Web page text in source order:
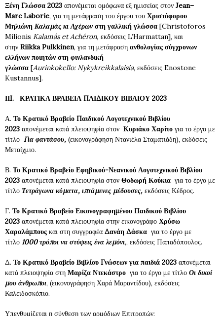
Ξένη Γλώσσα 2023 απονέμεται ομόφωνα εξ ημισείας στον Jean–
Marc Laborie, για τη μετάφραση του έργου του Χριστόφορου
Μηλιώνη Καλαμάς κι Αχέρωνστη γαλλική γλώσσα [Christoforos
Milionis Kalamás et Achéron, εκδόσεις L’Harmattan], και
στην Riikka Pulkkinen, για τη μετάφραση ανθολογίας σύγχρονων
ελλήνων ποιητών στη φινλανδική
γλώσσα [Aurinkokello:Nykykreikkalaisia, εκδόσεις Enostone
Kustannus].
ΙΙI. ΚΡΑΤΙΚΑ ΒΡΑΒΕΙΑ ΠΑΙΔΙΚΟΥ ΒΙΒΛΙΟΥ 2023​
Α. Το Κρατικό Βραβείο Παιδικού Λογοτεχνικού Βιβλίου
2023 απονέμεται κατά πλειοψηφία στον Κυριάκο Χαρίτο για το έργο με
τίτλο Για φαντάσου, (εικονογράφηση Ντανιέλα Σταματιάδη), εκδόσεις
Μεταίχμιο.
Β. Το Κρατικό Βραβείο Εφηβικού-Νεανικού Λογοτεχνικού Βιβλίου
2023 απονέμεται κατά πλειοψηφία στον Θοδωρή Κούκια για το έργο με
τίτλο Τετράγωνα κύματα, ιπτάμενες μέδουσες, εκδόσεις Κέδρος.
Γ. Το Κρατικό Βραβείο Εικονογραφημένου Παιδικού Βιβλίου
2023 απονέμεται κατά πλειοψηφία στην εικονογράφο Χρύσω
Χαραλάμπους και στη συγγραφέα Δανάη Δάσκα για το έργο με
τίτλο 1000 τρόποι να στύψεις ένα λεμόνι,, εκδόσεις Παπαδόπουλος.
Δ. Το Κρατικό Βραβείο Βιβλίου Γνώσεων για παιδιά 2023 απονέμεται
κατά πλειοψηφία στη Μαρίζα Ντεκάστρο για το έργο με τίτλο Οι δικοί
μου άνθρωποι, (εικονογράφηση Χαρά Μαραντίδου), εκδόσεις
Καλειδοσκόπιο.
Υπενθυμίζεται η σύνθεση των αρμόδιων Επιτροπών: